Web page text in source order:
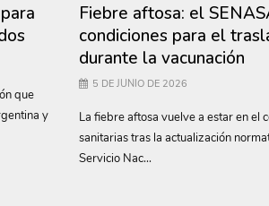
que
y
Fiebre aftosa: el
condiciones para el
durante la vacunación
5 DE JUNIO DE 2026
La fiebre aftosa vuelve a estar en el
sanitarias tras la actualización
Servicio Nac...